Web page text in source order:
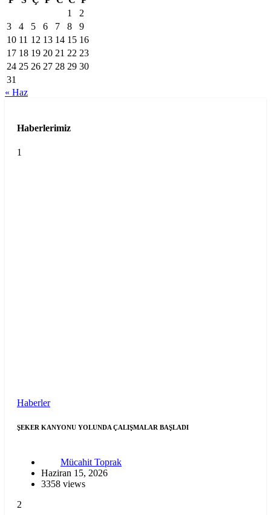
1
2
3
4 5 6 7 8
9
10 11 12 13 14 15 16
17 18 19 20 21 22 23
24 25 26 27 28 29 30
31
« Haz
Haberlerimiz
1
Haberler
ŞEKER KANYONU YOLUNDA ÇALIŞMALAR BAŞLADI
Mücahit Toprak
Haziran 15, 2026
3358 views
2